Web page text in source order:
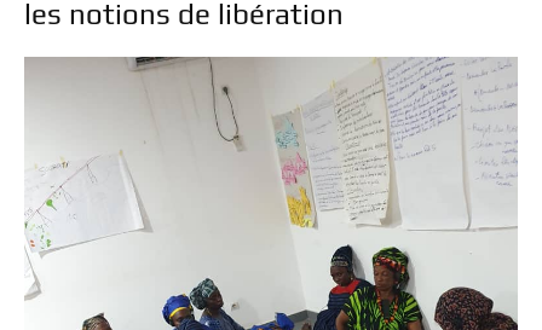
les notions de libération